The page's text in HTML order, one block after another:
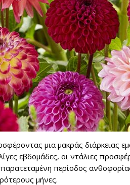
μια μακράς διάρκειας
εβδομάδες, οι ντάλιες
περίοδος
μήνες.